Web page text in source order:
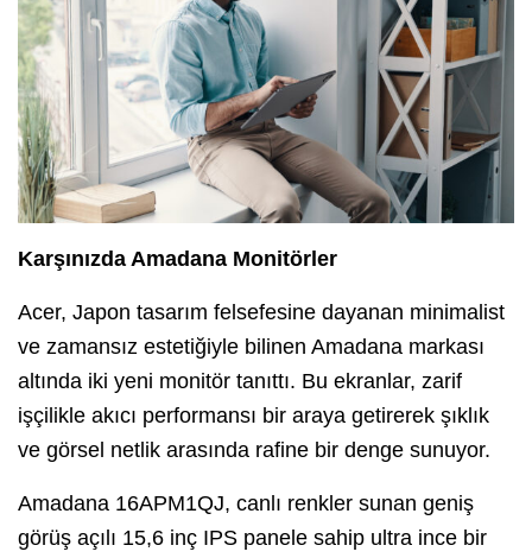
Karşınızda Amadana Monitörler
Acer, Japon tasarım felsefesine dayanan minimalist
ve zamansız estetiğiyle bilinen Amadana markası
altında iki yeni monitör tanıttı. Bu ekranlar, zarif
işçilikle akıcı performansı bir araya getirerek şıklık
ve görsel netlik arasında rafine bir denge sunuyor.
Amadana 16APM1QJ, canlı renkler sunan geniş
görüş açılı 15,6 inç IPS panele sahip ultra ince bir